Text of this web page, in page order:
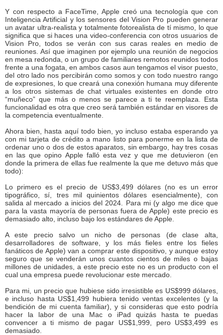
Y con respecto a FaceTime, Apple creó una tecnología que con
Inteligencia Artificial y los sensores del Vision Pro pueden generar
un avatar ultra-realista y totalmente fotorealista de tí mismo, lo que
significa que si haces una video-conferencia con otros usuarios de
Vision Pro, todos se verán con sus caras reales en medio de
reuniones. Así que imaginen por ejemplo una reunión de negocios
en mesa redonda, o un grupo de familiares remotos reunidos todos
frente a una fogata, en ambos casos aun tengamos el visor puesto,
del otro lado nos percibirán como somos y con todo nuestro rango
de expresiones, lo que creará una conexión humana muy diferente
a los otros sistemas de chat virtuales existentes en donde otro
“muñeco” que más o menos se parece a ti te reemplaza. Esta
funcionalidad es otra que creo será también estándar en visores de
la competencia eventualmente.
Ahora bien, hasta aquí todo bien, yo incluso estaba esperando ya
con mi tarjeta de crédito a mano listo para ponerme en la lista de
ordenar uno o dos de estos aparatos, sin embargo, hay tres cosas
en las que opino Apple falló esta vez y que me detuvieron (en
donde la primera de ellas fue realmente la que me detuvo más que
todo):
Lo primero es el precio de US$3,499 dólares (no es un error
tipográfico, sí, tres mil quinientos dólares esencialmente), con
salida al mercado a inicios del 2024. Para mi (y algo me dice que
para la vasta mayoría de personas fuera de Apple) este precio es
demasiado alto, incluso bajo los estándares de Apple.
A este precio salvo un nicho de personas (de clase alta,
desarrolladores de software, y los más fieles entre los fieles
fanáticos de Apple) van a comprar este dispositivo, y aunque estoy
seguro que se venderán unos cuantos cientos de miles o bajas
millones de unidades, a este precio este no es un producto con el
cual una empresa puede revolucionar este mercado.
Para mi, un precio que hubiese sido irresistible es US$999 dólares,
e incluso hasta US$1,499 hubiera tenido ventas excelentes (y la
bendición de mi cuenta familiar), y si consideras que esto podría
hacer la labor de una Mac o iPad quizás hasta te puedas
convencer a ti mismo de pagar US$1,999, pero US$3,499 es
demasiado.